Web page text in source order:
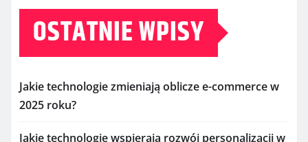
OSTATNIE WPISY
Jakie technologie zmieniają oblicze e-commerce w
2025 roku?
Jakie technologie wspierają rozwój personalizacji w